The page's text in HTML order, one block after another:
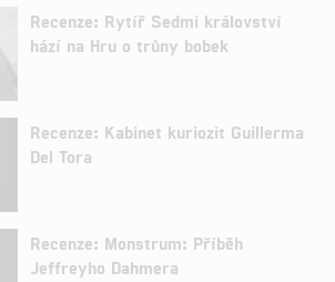
Recenze: Rytíř Sedmi království
hází na Hru o trůny bobek
Recenze: Kabinet kuriozit Guillerma
Del Tora
Recenze: Monstrum: Příběh
Jeffreyho Dahmera